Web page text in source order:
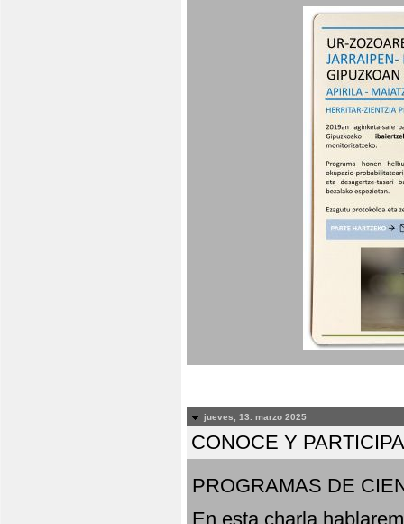
jueves, 13. marzo 2025
CONOCE Y
PROGRAMAS DE
En esta charla